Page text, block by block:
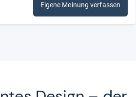
Eigene Meinung verfassen